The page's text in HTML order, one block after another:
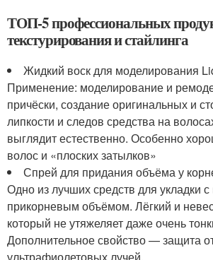
ТОП-5 профессиональных
текстурирования и стайлинга
Жидкий воск для моделирования
Применение: моделирование и
причёски, создание оригинальных и
липкости и следов средства на
выглядит естественно. Особенно
волос и «плоских затылков»
Спрей для придания объёма у
Одно из лучших средств для укладки
прикорневым объёмом. Лёгкий и
который не утяжеляет даже очень
Дополнительное свойство — защита